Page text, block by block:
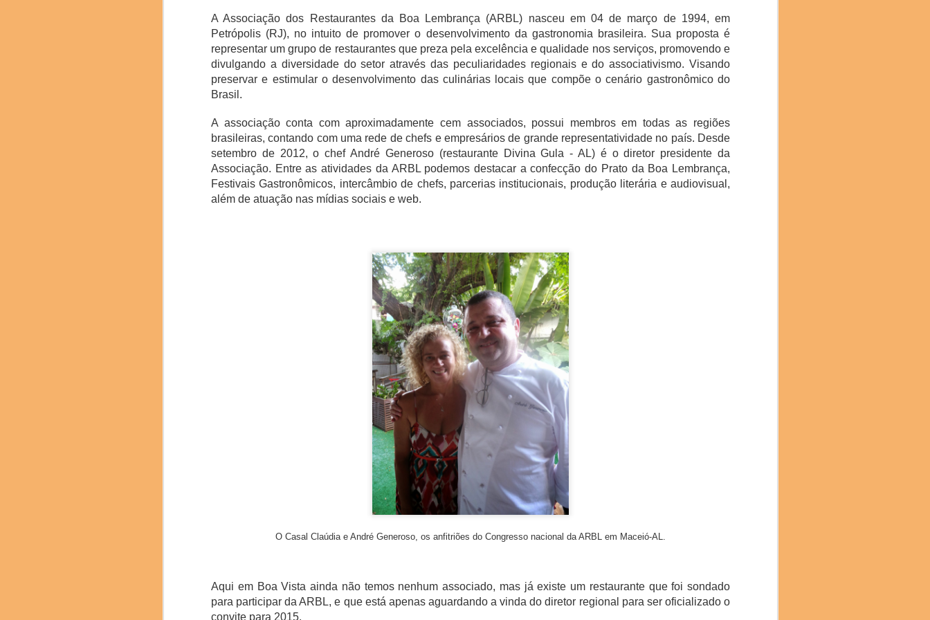
A Associação dos Restaurantes da Boa Lembrança (ARBL) nasceu em 04 de março de 1994, em
Petrópolis (RJ), no intuito de promover o desenvolvimento da gastronomia brasileira. Sua proposta é
representar um grupo de restaurantes que preza pela excelência e qualidade nos serviços, promovendo e
divulgando a diversidade do setor através das peculiaridades regionais e do associativismo. Visando
preservar e estimular o desenvolvimento das culinárias locais que compõe o cenário gastronômico do
Brasil.
A associação conta com aproximadamente cem associados, possui membros em todas as regiões
brasileiras, contando com uma rede de chefs e empresários de grande representatividade no país. Desde
setembro de 2012, o chef André Generoso (restaurante Divina Gula - AL) é o diretor presidente da
Associação. Entre as atividades da ARBL podemos destacar a confecção do Prato da Boa Lembrança,
Festivais Gastronômicos, intercâmbio de chefs, parcerias institucionais, produção literária e audiovisual,
além de atuação nas mídias sociais e web.
O Casal Claúdia e André Generoso, os anfitriões do Congresso nacional da ARBL em Maceió-AL.
Aqui em Boa Vista ainda não temos nenhum associado, mas já existe um restaurante que foi sondado
para participar da ARBL, e que está apenas aguardando a vinda do diretor regional para ser oficializado o
convite para 2015.
Chef catalão Ferran Adrià e delegação do Japão
O Brasil esteve presente em quatro momentos, no Workshop sobre as texturas da mandioca com a jornalista e
chef confeiteira Giuliana Cupini (SP), que também apresentou um workshop sobre as texturas do cupuaçu e a
neuroconfeitaria; a chef Angelica Vitali (SP), referência no Brasil de cozinha molecular; e no Brunch tivemos uma
mesa com degustação com diversos produtos da mandioca e jambu das marcas Manioca e Sinimbu do Pará, e as
jujubas de cupuaçu da Yu’ PrimaVera de Roraima.
Delegação brasileira e o brunch com ingredientes da Amazônia
Os números do evento desde 2019, já foram cinco edições, 210 especialistas, 32 nacionalidades, 196 Apresentações,
16 Mesas Redondas, 28 Mesas de Trabalho, 36 Workshops, 29 Delegações.
Na sessão de encerramento do Congresso foi feita a apresentação da Região Mundial de Gastronomia da Catalunha